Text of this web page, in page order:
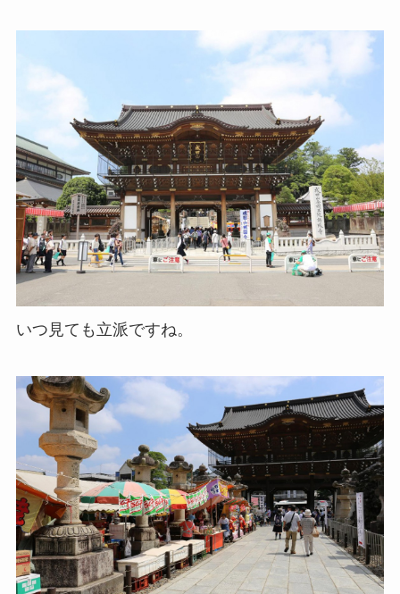
いつ見ても立派ですね。